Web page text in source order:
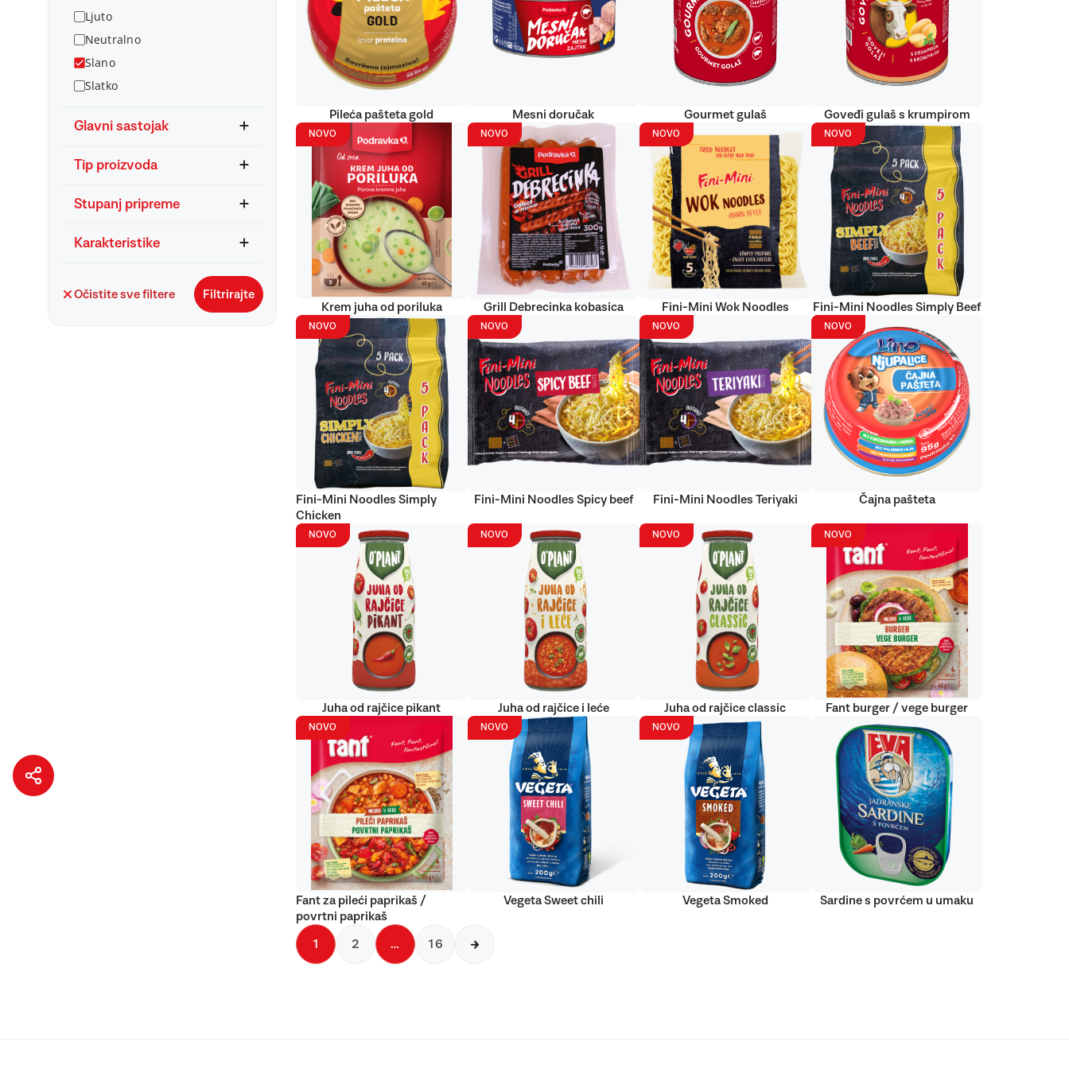
Ljuto
Neutralno
Slano
Slatko
Glavni sastojak
Tip proizvoda
Stupanj pripreme
Karakteristike
Očistite sve filtere Filtrirajte
Pileća pašteta gold Mesni doručak Gourmet gulaš Goveđi gulaš s krumpirom
NOVO
Krem juha od poriluka
NOVO
Grill Debrecinka kobasica
NOVO
Fini-Mini Wok Noodles
NOVO
Fini-Mini Noodles Simply Beef
NOVO
Fini-Mini Noodles Simply
Chicken
NOVO
Fini-Mini Noodles Spicy beef
NOVO
Fini-Mini Noodles Teriyaki
NOVO
Čajna pašteta
NOVO
Juha od rajčice pikant
NOVO
Juha od rajčice i leće
NOVO
Juha od rajčice classic
NOVO
Fant burger / vege burger
NOVO
Fant za pileći paprikaš /
povrtni paprikaš
NOVO
Vegeta Sweet chili
NOVO
Vegeta Smoked Sardine s povrćem u umaku
1 2 … 16